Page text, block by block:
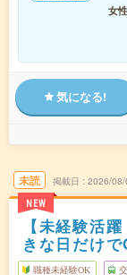
女性
気になる!
未読
NEW
掲載日 2026/08/
【未経験活
きな日だけで
職種未経験OK